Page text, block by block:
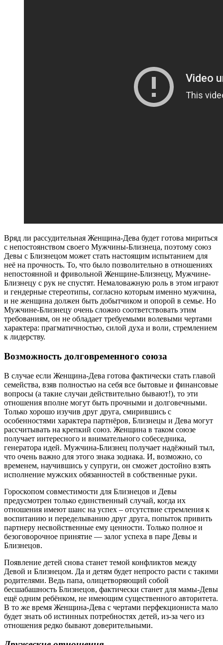
Вряд ли рассудительная Женщина-Дева будет готова мириться
с непостоянством своего Мужчины-Близнеца, поэтому союз
Девы с Близнецом может стать настоящим испытанием для
неё на прочность. То, что было позволительно в отношениях
непостоянной и фривольной Женщине-Близнецу, Мужчине-
Близнецу с рук не спустят. Немаловажную роль в этом играют
и гендерные стереотипы, согласно которым именно мужчина,
и не женщина должен быть добытчиком и опорой в семье. Но
Мужчине-Близнецу очень сложно соответствовать этим
требованиям, он не обладает требуемыми волевыми чертами
характера: прагматичностью, силой духа и воли, стремлением
к лидерству.
Возможность долговременного союза
В случае если Женщина-Дева готова фактически стать главой
семейства, взяв полностью на себя все бытовые и финансовые
вопросы (а такие случаи действительно бывают!), то эти
отношения вполне могут быть прочными и долговечными.
Только хорошо изучив друг друга, смирившись с
особенностями характера партнёров, Близнецы и Дева могут
рассчитывать на крепкий союз. Женщина в таком союзе
получает интересного и внимательного собеседника,
генератора идей. Мужчина-Близнец получает надёжный тыл,
что очень важно для этого знака зодиака. И, возможно, со
временем, научившись у супруги, он сможет достойно взять
исполнение мужских обязанностей в собственные руки.
Гороскопом совместимости для Близнецов и Девы
предусмотрен только единственный случай, когда их
отношения имеют шанс на успех – отсутствие стремления к
воспитанию и переделыванию друг друга, попыток привить
партнеру несвойственные ему ценности. Только полное и
безоговорочное принятие — залог успеха в паре Девы и
Близнецов.
Появление детей снова станет темой конфликтов между
Девой и Близнецом. Да и детям будет непросто расти с такими
родителями. Ведь папа, олицетворяющий собой
бесшабашность Близнецов, фактически станет для мамы-Девы
ещё одним ребёнком, не имеющим существенного авторитета.
В то же время Женщина-Дева с чертами перфекциониста мало
будет знать об истинных потребностях детей, из-за чего из
отношения редко бывают доверительными.